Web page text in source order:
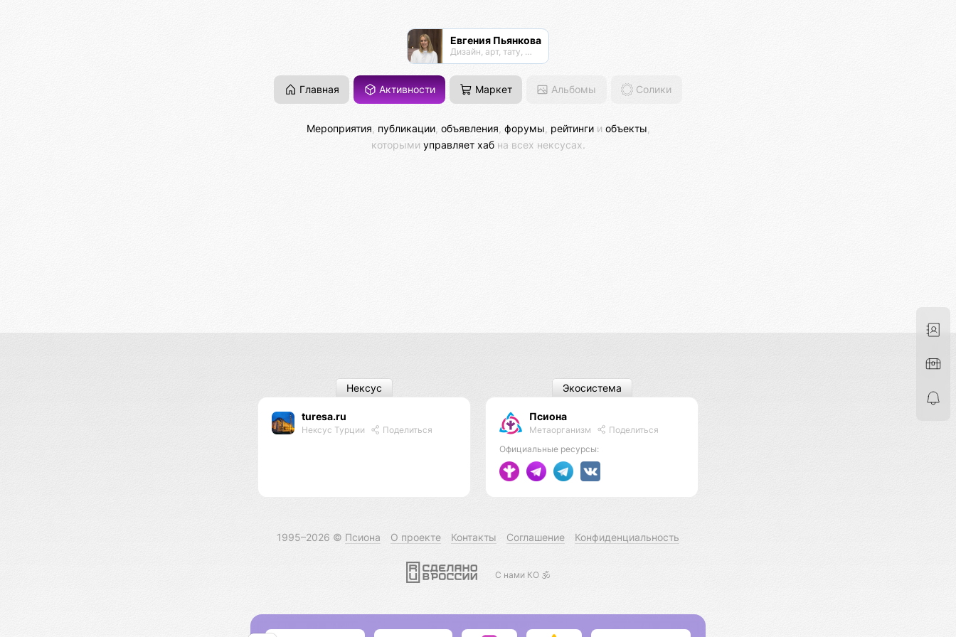
Евгения Пьянкова
Дизайн, арт, тату, духовные практики
Главная Активности Маркет Альбомы Солики
Мероприятия, публикации, объявления, форумы рейтингии объекты
которыми управляет хабна всех нексусах.
turesa.ru
Нексус Турции Поделиться
Нексус
Псиона
Метаорганизм
Поделиться
Официальные ресурсы:
Экосистема
1995–2026 © Псиона О проекте Контакты Соглашение Конфиденциальность
С нами КО 🕉️